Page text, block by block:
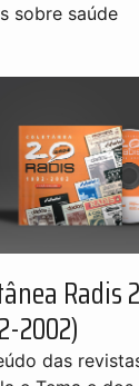
sobre saúde
Radis
2002)
das